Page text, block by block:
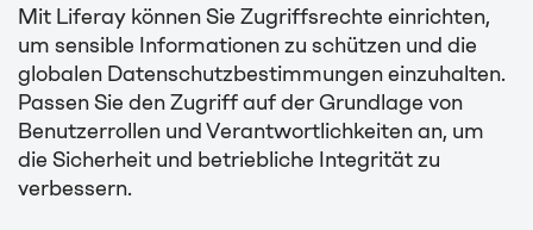
Mit Liferay können Sie Zugriffsrechte einrichten,
um sensible Informationen zu schützen und die
globalen Datenschutzbestimmungen einzuhalten.
Passen Sie den Zugriff auf der Grundlage von
Benutzerrollen und Verantwortlichkeiten an, um
die Sicherheit und betriebliche Integrität zu
verbessern.